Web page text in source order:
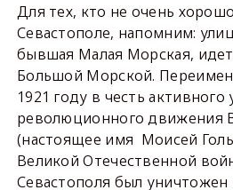
Для тех, кто не очень
Севастополе, напомним:
бывшая Малая Морская,
Большой Морской.
1921 году в честь активного
революционного движения
(настоящее имя Моисей
Великой Отечественной
Севастополя был уничтожен